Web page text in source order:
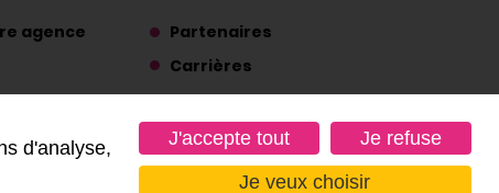
d'analyse,
J'accepte tout
Je refuse
Je veux choisir
agence
Partenaires
Carrières